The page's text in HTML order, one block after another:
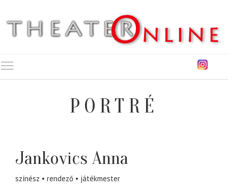
PORTRÉ
Jankovics Anna
színész rendező játékmester